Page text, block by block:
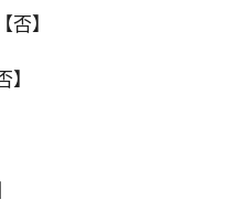
否】